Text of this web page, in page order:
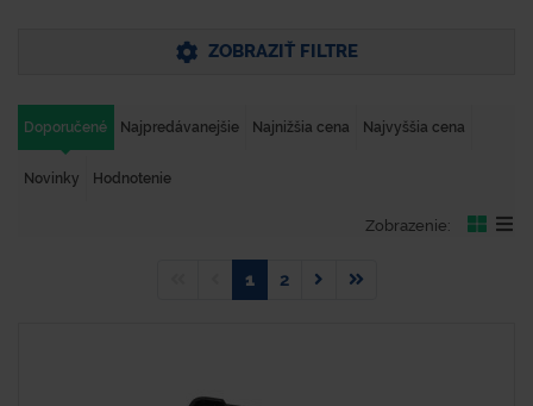
ZOBRAZIŤ FILTRE
Doporučené Najpredávanejšie Najnižšia cena Najvyššia cena
Novinky Hodnotenie
Zobrazenie:
1 2